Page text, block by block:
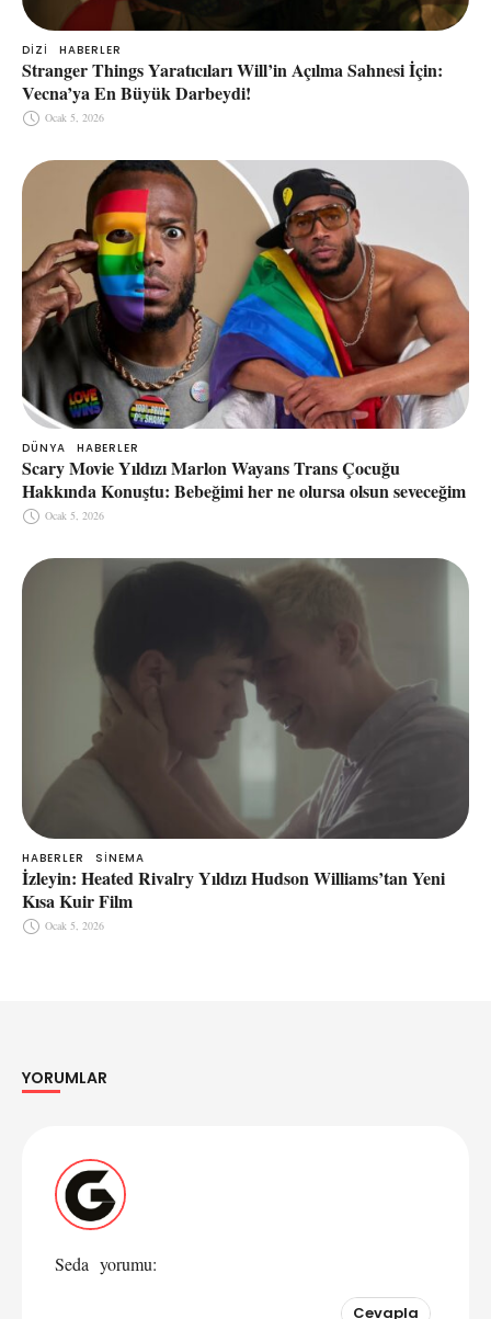
DIZI HABERLER
Stranger Things Yaratıcıları Will’in Açılma Sahnesi İçin:
Vecna’ya En Büyük Darbeydi!
Ocak 5, 2026
DÜNYA HABERLER
Scary Movie Yıldızı Marlon Wayans Trans Çocuğu
Hakkında Konuştu: Bebeğimi her ne olursa olsun seveceğim
Ocak 5, 2026
HABERLER SINEMA
İzleyin: Heated Rivalry Yıldızı Hudson Williams’tan Yeni
Kısa Kuir Film
Ocak 5, 2026
YORUMLAR
Seda yorumu:
Cevapla